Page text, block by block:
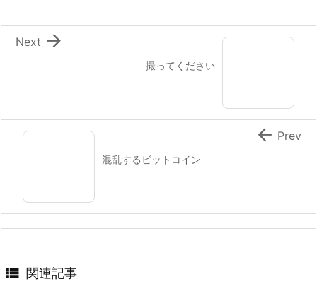
撮ってください

Next
混乱するビットコイン
 Prev
 関連記事